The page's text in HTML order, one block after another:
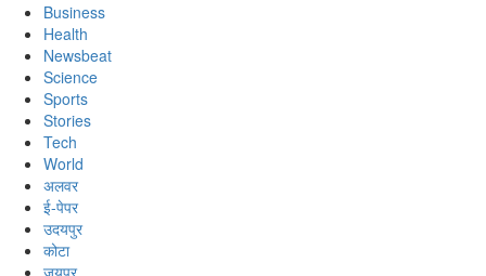
Business
Health
Newsbeat
Science
Sports
Stories
Tech
World
अलवर
ई-पेपर
उदयपुर
कोटा